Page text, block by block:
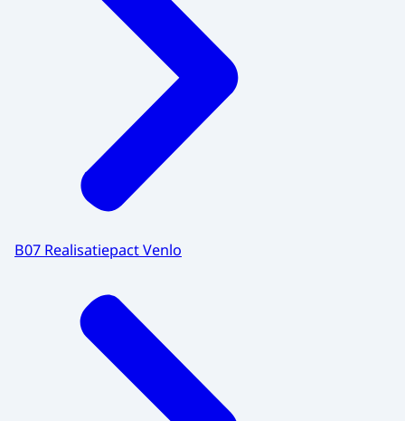
B07 Realisatiepact Venlo